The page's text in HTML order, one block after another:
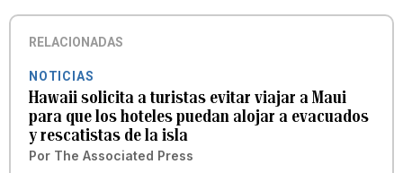
RELACIONADAS
NOTICIAS
Hawaii solicita a turistas evitar viajar a Maui
para que los hoteles puedan alojar a evacuados
y rescatistas de la isla
Por The Associated Press